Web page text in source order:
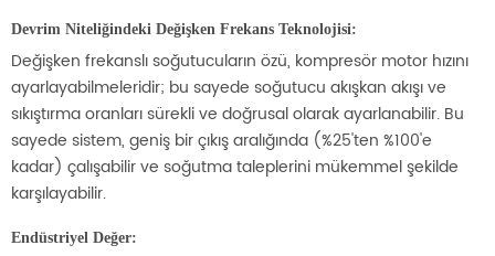
Devrim Niteliğindeki Değişken Frekans Teknolojisi:
Değişken frekanslı soğutucuların özü, kompresör motor hızını
ayarlayabilmeleridir; bu sayede soğutucu akışkan akışı ve
sıkıştırma oranları sürekli ve doğrusal olarak ayarlanabilir. Bu
sayede sistem, geniş bir çıkış aralığında (%25'ten %100'e
kadar) çalışabilir ve soğutma taleplerini mükemmel şekilde
karşılayabilir.
Endüstriyel Değer: